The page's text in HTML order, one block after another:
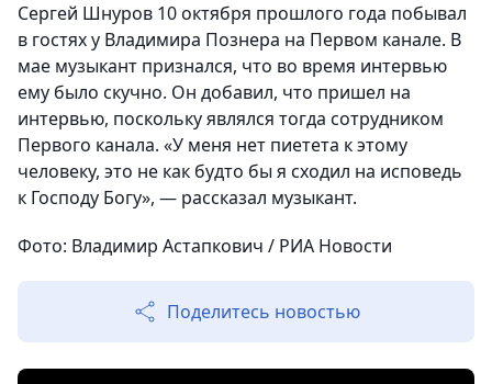
Сергей Шнуров 10 октября прошлого года побывал
в гостях у Владимира Познера на Первом канале. В
мае музыкант признался, что во время интервью
ему было скучно. Он добавил, что пришел на
интервью, поскольку являлся тогда сотрудником
Первого канала. «У меня нет пиетета к этому
человеку, это не как будто бы я сходил на исповедь
к Господу Богу», — рассказал музыкант.
Фото: Владимир Астапкович / РИА Новости
Поделитесь новостью